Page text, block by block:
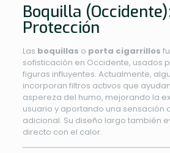
Boquilla
Protección
Las boquillas o porta cigarrillos
sofisticación en Occidente, usados
figuras influyentes. Actualmente,
incorporan filtros activos que
aspereza del humo, mejorando la
usuario y aportando una sensación
adicional. Su diseño largo también
directo con el calor.